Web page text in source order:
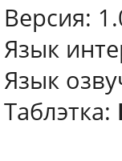
Версия:
Язык
Язык
Таблэтка: